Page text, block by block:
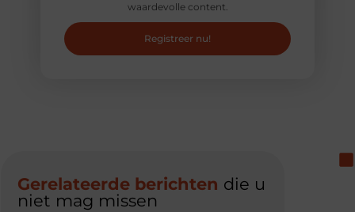
waardevolle content.
Registreer nu!
Gerelateerde berichten die u
niet mag missen